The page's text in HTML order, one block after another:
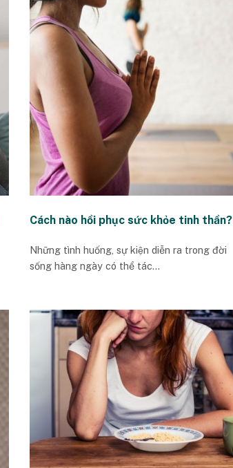
Cách nào hồi phục sức khỏe tinh thần?
Những tình huống, sự kiện diễn ra trong đời
sống hàng ngày có thể tác...